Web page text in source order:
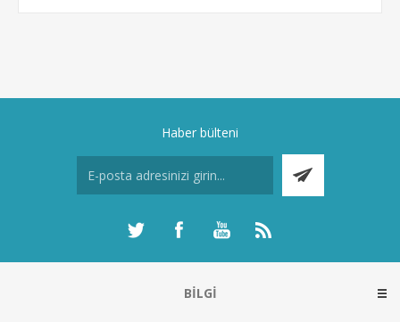
Haber bülteni
BILGI